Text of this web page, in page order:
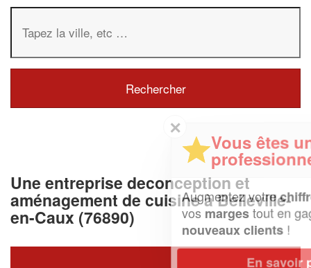
Une entreprise deconception et
aménagement de cuisine à Belleville-
en-Caux (76890)
Vous êtes un
professionnel ?
Augmentez votrechiffre d'affaireset
vosmarges
tout en gagnant de
nouveaux clients!